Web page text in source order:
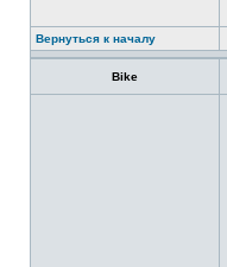
Вернуться к началу
Bike